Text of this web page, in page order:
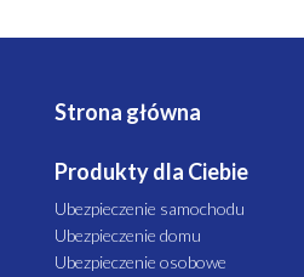
Strona główna
Produkty dla Ciebie
Ubezpieczenie samochodu
Ubezpieczenie domu
Ubezpieczenie osobowe